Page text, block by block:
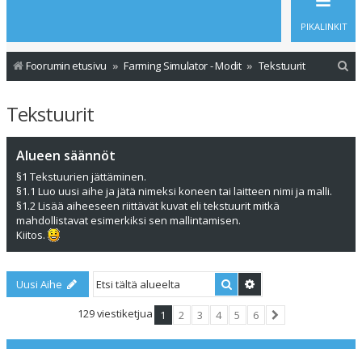
PIKALINKIT
Foorumin etusivu Farming Simulator - Modit Tekstuurit
Tekstuurit
Alueen säännöt
§1 Tekstuurien jättäminen.
§1.1 Luo uusi aihe ja jätä nimeksi koneen tai laitteen nimi ja malli.
§1.2 Lisää aiheeseen riittävät kuvat eli tekstuurit mitkä
mahdollistavat esimerkiksi sen mallintamisen.
Kiitos.
Uusi Aihe Etsi
129 viestiketjua 1 2 3 4 5
6